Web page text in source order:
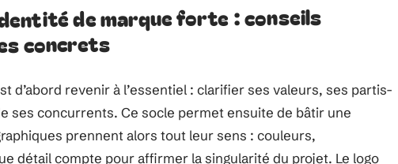
de marque forte : conseils
concrets
d’abord revenir à l’essentiel : clarifier ses valeurs, ses partis-
ses concurrents. Ce socle permet ensuite de bâtir une
prennent alors tout leur sens : couleurs,
détail compte pour affirmer la singularité du projet. Le logo